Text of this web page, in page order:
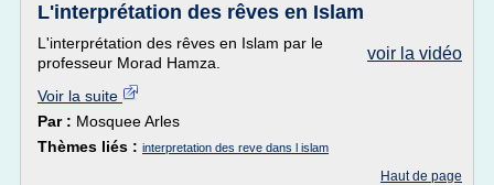
L'interprétation des rêves en Islam
voir la vidéo
L'interprétation des rêves en Islam par le
professeur Morad Hamza.
Voir la suite
Par : Mosquee Arles
Thèmes liés : interpretation des reve dans l islam
Haut de page